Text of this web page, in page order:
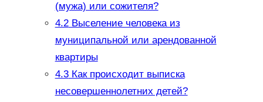
(мужа) или сожителя?
4.2Выселение человека из
муниципальной или арендованной
квартиры
4.3Как происходит выписка
несовершеннолетних детей?